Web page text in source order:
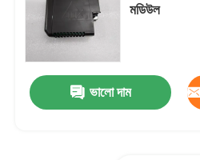
মডিউল
ভালো দাম